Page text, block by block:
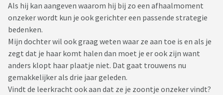
Als hij kan aangeven waarom hij bij zo een afhaalmoment
onzeker wordt kun je ook gerichter een passende strategie
bedenken.
Mijn dochter wil ook graag weten waar ze aan toe is en als je
zegt dat je haar komt halen dan moet je er ook zijn want
anders klopt haar plaatje niet. Dat gaat trouwens nu
gemakkelijker als drie jaar geleden.
Vindt de leerkracht ook aan dat ze je zoontje onzeker vindt?